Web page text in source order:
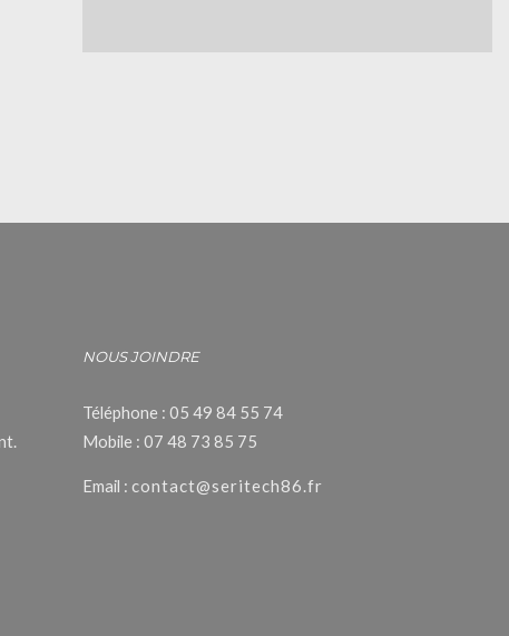
NOUS JOINDRE
Téléphone : 05 49 84 55 74
Mobile : 07 48 73 85 75
Email : contact@seritech86.fr